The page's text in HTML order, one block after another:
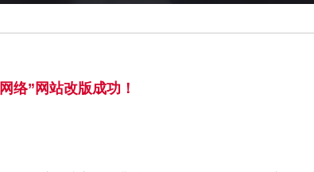
络”网站改版成功！